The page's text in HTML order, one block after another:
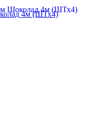
4м (ШТх4)